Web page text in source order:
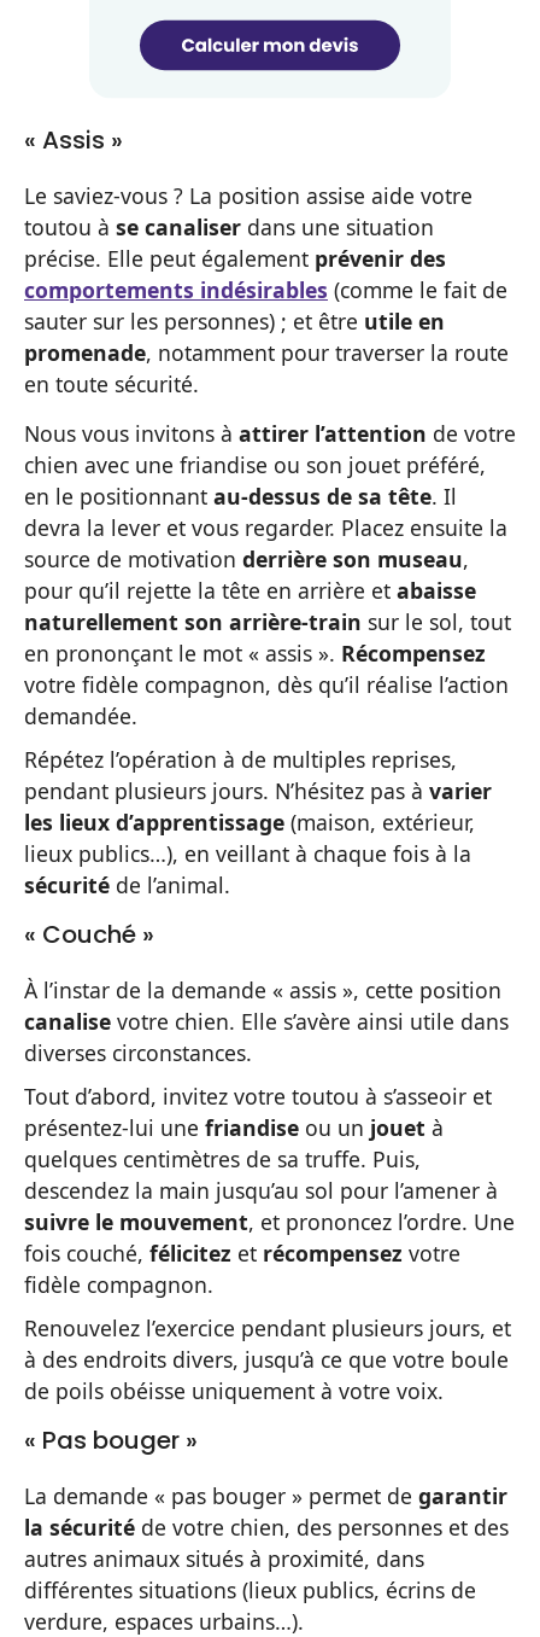
« Assis »
Le saviez-vous ? La position assise aide votre
toutou à se canaliser dans une situation
précise. Elle peut également prévenir des
comportements indésirables (comme le fait de
sauter sur les personnes) ; et être utile en
promenade, notamment pour traverser la route
en toute sécurité.
Nous vous invitons à attirer l’attention de votre
chien avec une friandise ou son jouet préféré,
en le positionnant au-dessus de sa tête. Il
devra la lever et vous regarder. Placez ensuite la
source de motivation derrière son museau,
pour qu’il rejette la tête en arrière et abaisse
naturellement son arrière-train sur le sol, tout
en prononçant le mot « assis ». Récompensez
votre fidèle compagnon, dès qu’il réalise l’action
demandée.
Répétez l’opération à de multiples reprises,
pendant plusieurs jours. N’hésitez pas à varier
les lieux d’apprentissage (maison, extérieur,
lieux publics…), en veillant à chaque fois à la
sécurité de l’animal.
« Couché »
À l’instar de la demande « assis », cette position
canalise votre chien. Elle s’avère ainsi utile dans
diverses circonstances.
Tout d’abord, invitez votre toutou à s’asseoir et
présentez-lui une friandise ou un jouet à
quelques centimètres de sa truffe. Puis,
descendez la main jusqu’au sol pour l’amener à
suivre le mouvement, et prononcez l’ordre. Une
fois couché, félicitez et récompensez votre
fidèle compagnon.
Renouvelez l’exercice pendant plusieurs jours, et
à des endroits divers, jusqu’à ce que votre boule
de poils obéisse uniquement à votre voix.
« Pas bouger »
La demande « pas bouger » permet de garantir
la sécurité de votre chien, des personnes et des
autres animaux situés à proximité, dans
différentes situations (lieux publics, écrins de
verdure, espaces urbains…).